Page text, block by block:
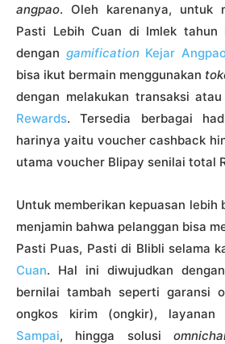
angpao. Oleh karenanya, untuk
Pasti Lebih Cuan di Imlek
dengan gamification Kejar
bisa ikut bermain menggunakan
dengan melakukan transaksi
Rewards. Tersedia berbagai
harinya yaitu voucher cashback
utama voucher Blipay senilai total
Untuk memberikan kepuasan lebih
menjamin bahwa pelanggan bisa
Pasti Puas, Pasti di Blibli selama
Cuan. Hal ini diwujudkan
bernilai tambah seperti garansi
ongkos kirim (ongkir), layanan
Sampai, hingga solusi